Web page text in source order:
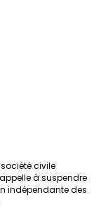
civile
à suspendre
indépendante des